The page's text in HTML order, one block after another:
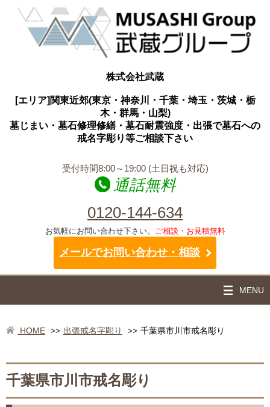
株式会社武蔵
[エリア]関東近郊(東京・神奈川・千葉・埼玉・茨城・栃
木・群馬・山梨)
墓じまい・墓石修理修繕・墓石耐震強度・出張で墓石への
戒名字彫り等ご相談下さい
受付時間8:00～19:00 (土日祝も対応)
通話無料
0120-144-634
お気軽にお問い合わせ下さい。 ご相談・お見積無料
メールでお問い合わせ・相談
MENU
HOME >> 出張戒名字彫り >> 千葉県市川市戒名彫り
千葉県市川市戒名彫り